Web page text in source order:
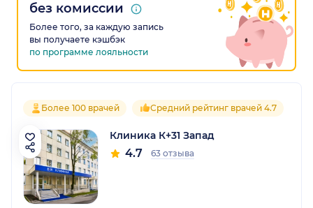
без комиссии
Более того, за каждую запись
вы получаете кэшбэк
по программе лояльности
Более 100 врачей Средний рейтинг врачей 4.7
Клиника К+31 Запад
4.7 63 отзыва